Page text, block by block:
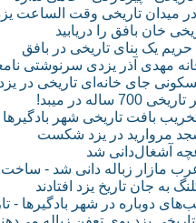
میدان تاریخی وقت‌ الساعت
خان بافق را دریابید
یک بنای تاریخی در بافق
مهدی آذر یزدی سرنوشتی
جای خانه‌ای تاریخی در
ساله در میبد!
تخریب بافت تاریخی شهر
مروارید در یزد شکست
آشغال‌دانی شد
مازار زباله دانی شد - ساخت
به جان تاریخ یزد افتادند
دوباره در شهر بادگیرها